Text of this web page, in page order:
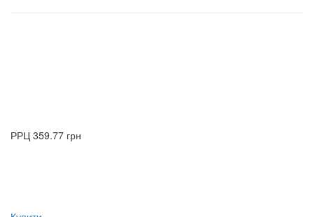
РРЦ 359.77 грн